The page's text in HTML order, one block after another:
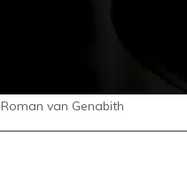
Roman van Genabith